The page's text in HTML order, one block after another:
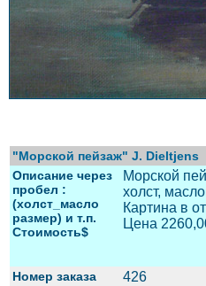
"Moрской пейзаж" J. Dieltjens
Описание через
пробел :
(холст_масло
размер) и т.п.
Стоимость$
Moрской
холст,
Картина в
Цена
Номер заказа 426